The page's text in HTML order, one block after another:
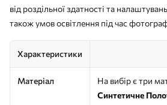
від роздільної здатності та
також умов освітлення під час
Характеристики
Матеріал
На вибір є три
Синтетичне